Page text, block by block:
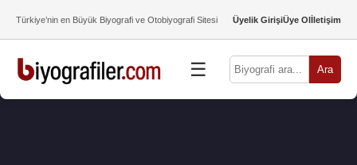
Türkiye’nin en Büyük Biyografi ve Otobiyografi Sitesi Üyelik GirişiÜye Olİletişim
☰ Ara